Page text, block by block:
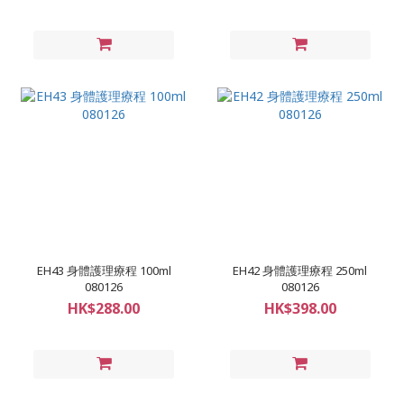
EH43 身體護理療程 100ml
080126
HK$288.00
EH42 身體護理療程 250ml
080126
HK$398.00